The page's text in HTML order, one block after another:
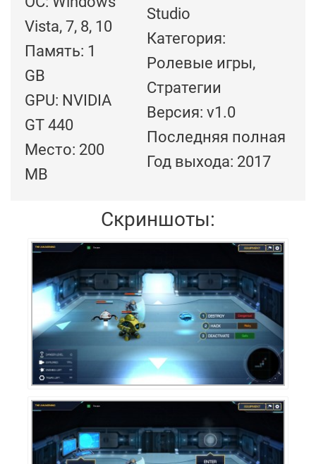
Vista, 7, 8, 10
Память: 1
GB
GPU: NVIDIA
GT 440
Место: 200
MB
Studio
Категория:
Ролевые игры,
Стратегии
Версия: v1.0
Последняя полная
Год выхода: 2017
Скриншоты: